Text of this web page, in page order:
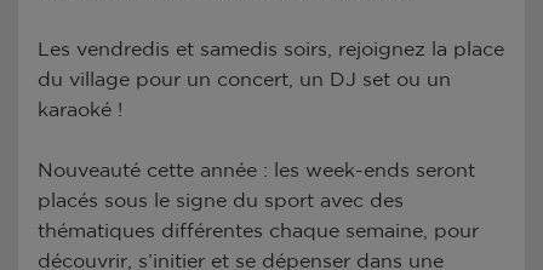
Les vendredis et samedis soirs, rejoignez la place
du village pour un concert, un DJ set ou un
karaoké !
Nouveauté cette année : les week-ends seront
placés sous le signe du sport avec des
thématiques différentes chaque semaine, pour
découvrir, s’initier et se dépenser dans une